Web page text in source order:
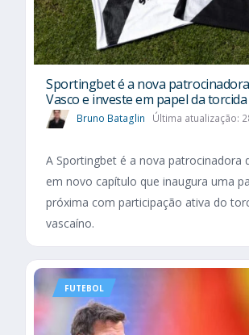
Sportingbet é a nova
Vasco e investe em papel da torcida
Bruno Bataglin Última atualização:
A Sportingbet é a nova patrocinadora
em novo capítulo que inaugura uma
próxima com participação ativa do
vascaíno.
FUTEBOL